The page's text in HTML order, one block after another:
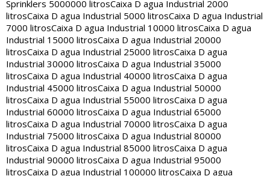
Sprinklers 5000000 litrosCaixa D agua Industrial 2000
litrosCaixa D agua Industrial 5000 litrosCaixa D agua Industrial
7000 litrosCaixa D agua Industrial 10000 litrosCaixa D agua
Industrial 15000 litrosCaixa D agua Industrial 20000
litrosCaixa D agua Industrial 25000 litrosCaixa D agua
Industrial 30000 litrosCaixa D agua Industrial 35000
litrosCaixa D agua Industrial 40000 litrosCaixa D agua
Industrial 45000 litrosCaixa D agua Industrial 50000
litrosCaixa D agua Industrial 55000 litrosCaixa D agua
Industrial 60000 litrosCaixa D agua Industrial 65000
litrosCaixa D agua Industrial 70000 litrosCaixa D agua
Industrial 75000 litrosCaixa D agua Industrial 80000
litrosCaixa D agua Industrial 85000 litrosCaixa D agua
Industrial 90000 litrosCaixa D agua Industrial 95000
litrosCaixa D agua Industrial 100000 litrosCaixa D agua